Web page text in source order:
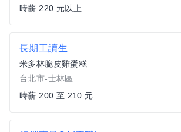
時薪 220 元以上
長期工讀生
米多林脆皮雞蛋糕
台北市-士林區
時薪 200 至 210 元